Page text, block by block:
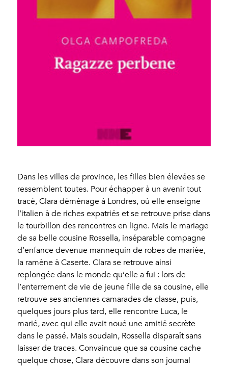
Dans les villes de province, les filles bien élevées se
ressemblent toutes. Pour échapper à un avenir tout
tracé, Clara déménage à Londres, où elle enseigne
l’italien à de riches expatriés et se retrouve prise dans
le tourbillon des rencontres en ligne. Mais le mariage
de sa belle cousine Rossella, inséparable compagne
d’enfance devenue mannequin de robes de mariée,
la ramène à Caserte. Clara se retrouve ainsi
replongée dans le monde qu’elle a fui : lors de
l’enterrement de vie de jeune fille de sa cousine, elle
retrouve ses anciennes camarades de classe, puis,
quelques jours plus tard, elle rencontre Luca, le
marié, avec qui elle avait noué une amitié secrète
dans le passé. Mais soudain, Rossella disparaît sans
laisser de traces. Convaincue que sa cousine cache
quelque chose, Clara découvre dans son journal